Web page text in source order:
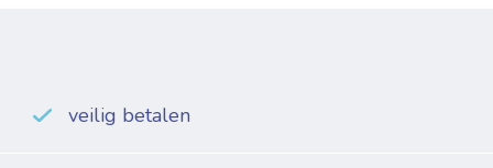
veilig betalen